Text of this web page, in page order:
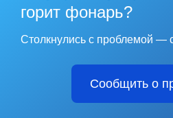
горит фонарь?
Столкнулись с проблемой —
Сообщить о